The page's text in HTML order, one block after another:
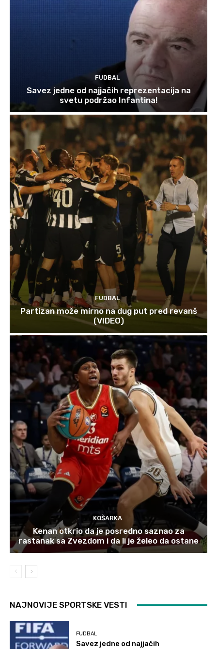
FUDBAL
Savez jedne od najjačih reprezentacija na
svetu podržao Infantina!
FUDBAL
Partizan može mirno na dug put pred revanš
(VIDEO)
KOŠARKA
Kenan otkrio da je posredno saznao za
rastanak sa Zvezdom i da li je želeo da ostane
NAJNOVIJE SPORTSKE VESTI
FUDBAL
Savez jedne od najjačih